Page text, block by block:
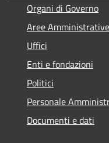
Organi di Governo
Aree Amministrative
Uffici
Enti e fondazioni
Politici
Personale
Documenti e dati